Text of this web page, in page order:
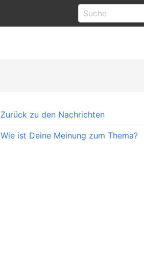
Zurück zu den Nachrichten
Wie ist Deine Meinung zum Thema?